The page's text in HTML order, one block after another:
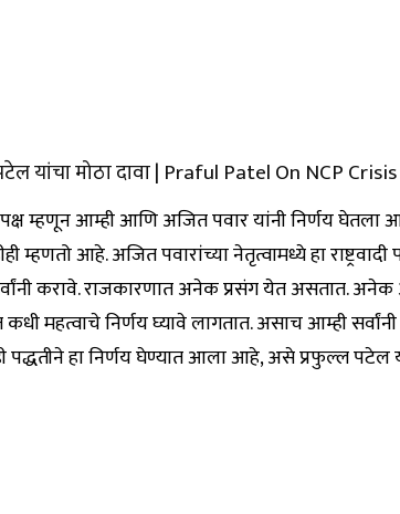
यांचा मोठा दावा | Praful Patel On NCP Crisis
पक्ष म्हणून आम्ही आणि अजित पवार यांनी निर्णय
म्हणतो आहे. अजित पवारांच्या नेतृत्वामध्ये हा
करावे. राजकारणात अनेक प्रसंग येत असतात. अनेक
महत्वाचे निर्णय घ्यावे लागतात. असाच आम्ही
पद्धतीने हा निर्णय घेण्यात आला आहे, असे प्रफुल्ल पटेल